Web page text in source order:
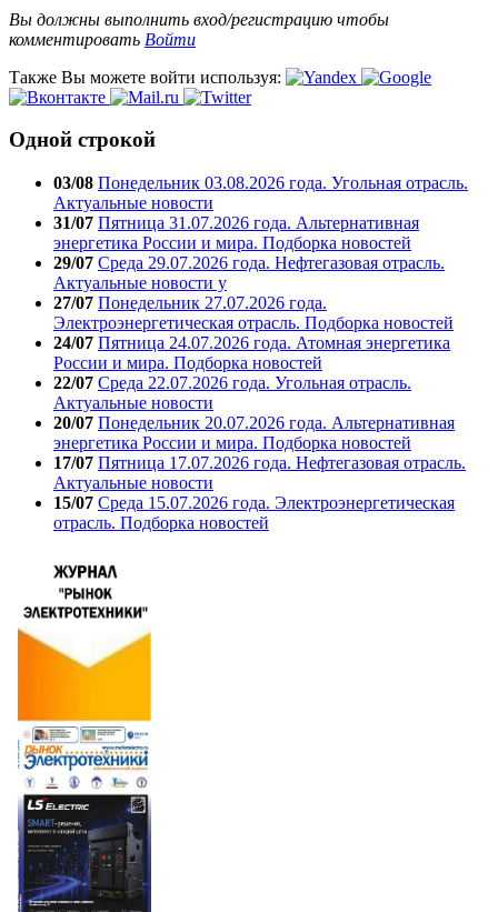
Вы должны выполнить вход/регистрацию чтобы
комментировать Войти
Также Вы можете войти используя:
Одной строкой
03/08 Понедельник 03.08.2026 года. Угольная отрасль.
Актуальные новости
31/07 Пятница 31.07.2026 года. Альтернативная
энергетика России и мира. Подборка новостей
29/07 Среда 29.07.2026 года. Нефтегазовая отрасль.
Актуальные новости у
27/07 Понедельник 27.07.2026 года.
Электроэнергетическая отрасль. Подборка новостей
24/07 Пятница 24.07.2026 года. Атомная энергетика
России и мира. Подборка новостей
22/07 Среда 22.07.2026 года. Угольная отрасль.
Актуальные новости
20/07 Понедельник 20.07.2026 года. Альтернативная
энергетика России и мира. Подборка новостей
17/07 Пятница 17.07.2026 года. Нефтегазовая отрасль.
Актуальные новости
15/07 Среда 15.07.2026 года. Электроэнергетическая
отрасль. Подборка новостей